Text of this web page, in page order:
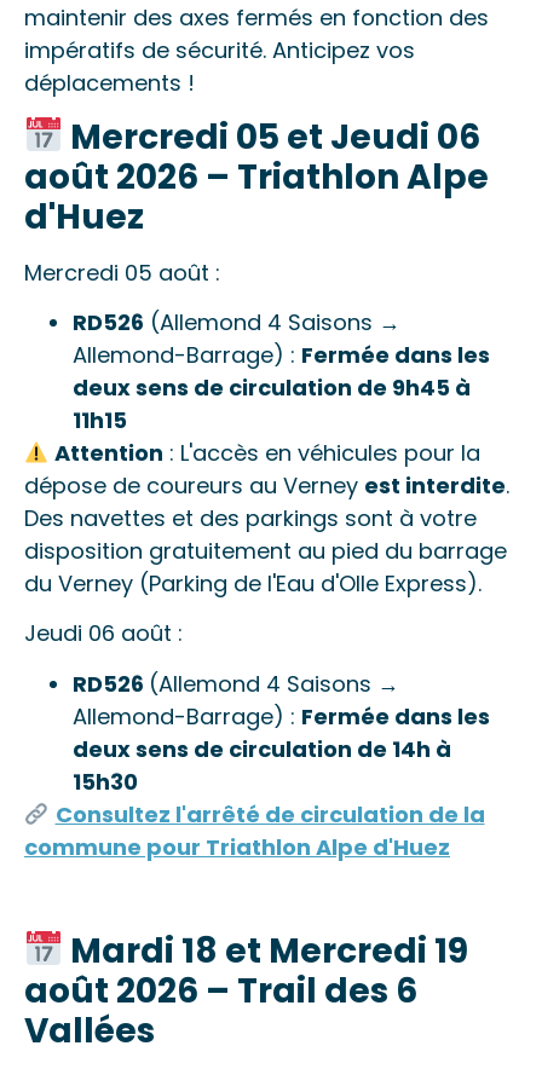
maintenir des axes fermés en fonction des
impératifs de sécurité. Anticipez vos
déplacements !
Mercredi 05 et Jeudi 06
août 2026 – Triathlon Alpe
d'Huez
Mercredi 05 août :
RD526 (Allemond 4 Saisons →
Allemond-Barrage) : Fermée dans les
deux sens de circulation de 9h45 à
11h15
Attention : L'accès en véhicules pour la
dépose de coureurs au Verney est interdite.
Des navettes et des parkings sont à votre
disposition gratuitement au pied du barrage
du Verney (Parking de l'Eau d'Olle Express).
Jeudi 06 août :
RD526 (Allemond 4 Saisons →
Allemond-Barrage) : Fermée dans les
deux sens de circulation de 14h à
15h30
Consultez l'arrêté de circulation de la
commune pour Triathlon Alpe d'Huez
Mardi 18 et Mercredi 19
août 2026 – Trail des 6
Vallées